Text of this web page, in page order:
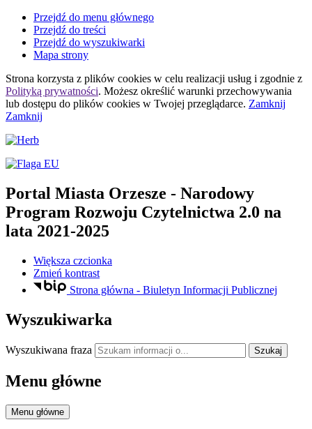
Przejdź do menu głównego
Przejdź do treści
Przejdź do wyszukiwarki
Mapa strony
Strona korzysta z plików cookies w celu realizacji usług i zgodnie z
Polityką prywatności. Możesz określić warunki przechowywania
lub dostępu do plików cookies w Twojej przeglądarce. Zamknij
Zamknij
Portal Miasta Orzesze - Narodowy
Program Rozwoju Czytelnictwa 2.0 na
lata 2021-2025
Większa czcionka
Zmień kontrast
Strona główna - Biuletyn Informacji Publicznej
Wyszukiwarka
Wyszukiwana fraza Szukaj
Menu główne
Menu główne